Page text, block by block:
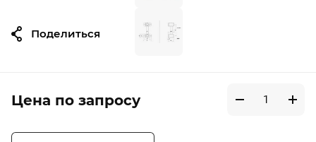
Цена по запросу
Поделиться